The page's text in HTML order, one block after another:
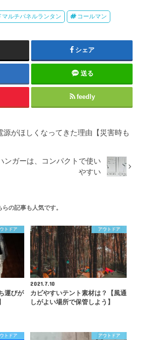
マルチパネルランタン コールマン
シェア
送る
feedly
源がほしくなってきた理由【災害時も
ンガーは、コンパクトで使い
やすい
らの記事も人気です。
トドア
運びが
アウトドア
2021.7.10
カビやすいテント素材は？【風通
しがよい場所で保管しよう】
トドア アウトドア